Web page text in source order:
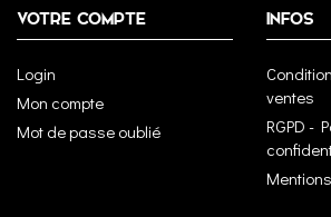
VOTRE COMPTE
Login
Mon compte
Mot de passe oublié
INFOS
ventes
RGPD -